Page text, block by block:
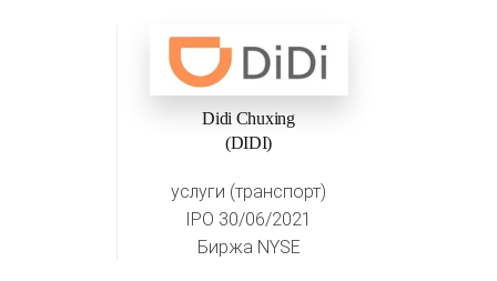
Didi Chuxing
(DIDI)
услуги (транспорт)
IPO 30/06/2021
Биржа NYSE